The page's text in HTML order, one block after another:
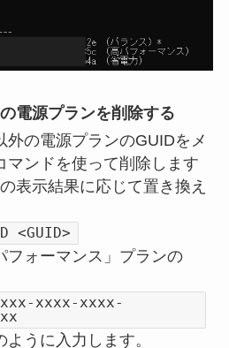
電源プランを削除する
外の電源プランのGUIDをメ
マンドを使って削除します
表示結果に応じて置き換え
<GUID>
フォーマンス」プランの
xxxx-xxxx-
うに入力します。